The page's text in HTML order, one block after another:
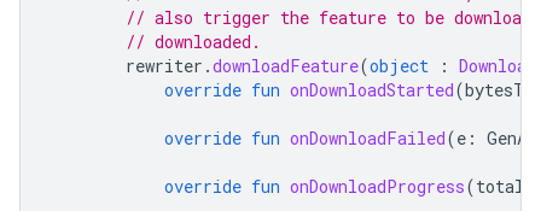
// also trigger the feature to be
// downloaded.
rewriter .downloadFeature(object :
override fun onDownloadStarted(
override fun onDownloadFailed(e :
override fun onDownloadProgress(